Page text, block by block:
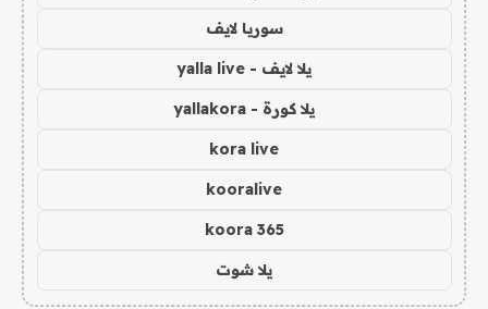
سوريا لايف
يلا لايف - yalla live
يلا كورة - yallakora
kora live
kooralive
koora 365
يلا شوت